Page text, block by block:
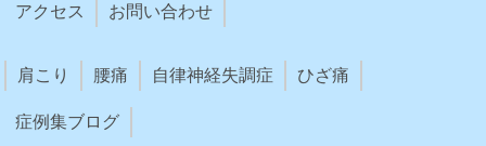
アクセス お問い合わせ
肩こり 腰痛 自律神経失調症 ひざ痛
症例集ブログ